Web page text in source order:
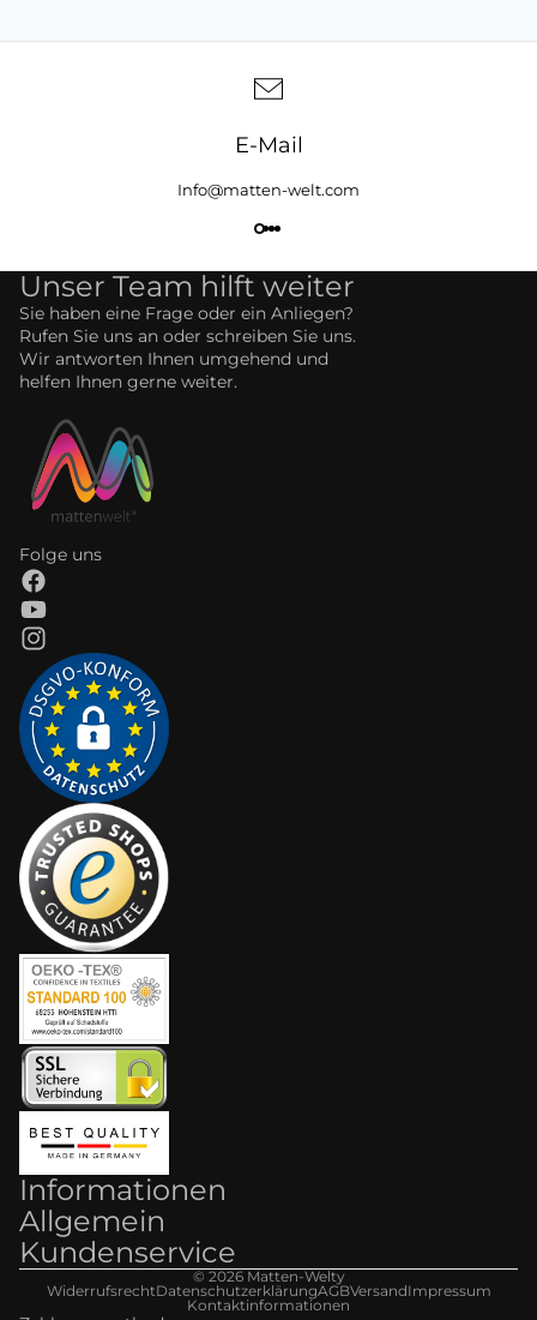
E-Mail
Info@matten-welt.com
Unser Team hilft weiter
Sie haben eine Frage oder ein Anliegen?
Rufen Sie uns an oder schreiben Sie uns.
Wir antworten Ihnen umgehend und
helfen Ihnen gerne weiter.
Folge uns
Informationen
Allgemein
Kundenservice
© 2026 Matten-Welty
WiderrufsrechtDatenschutzerklärungAGBVersandImpressum
Kontaktinformationen